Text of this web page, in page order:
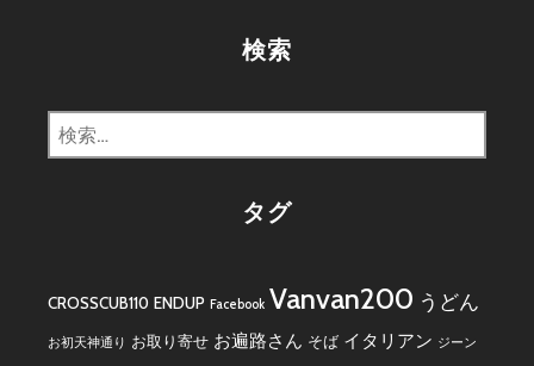
検索
検
索:
タグ
CROSSCUB110 ENDUP Facebook Vanvan200 うどん
お初天神通り お取り寄せ お遍路さん そば イタリアン ジーン